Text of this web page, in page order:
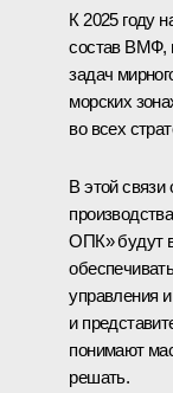
К 2025 году
состав ВМФ,
задач
морских
во всех
В этой связи
ОПК» будут
управления
и
понимают
решать.